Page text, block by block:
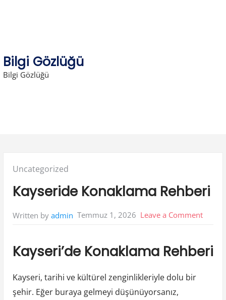
Bilgi Gözlüğü
Bilgi Gözlüğü
Posted
Uncategorized
Kayseride Konaklama Rehberi
Written by admin Temmuz 1, 2026 Leave a Commenton
Kayseri’de Konaklama Rehberi
Kayseri, tarihi ve kültürel zenginlikleriyle dolu bir
şehir. Eğer buraya gelmeyi düşünüyorsanız,